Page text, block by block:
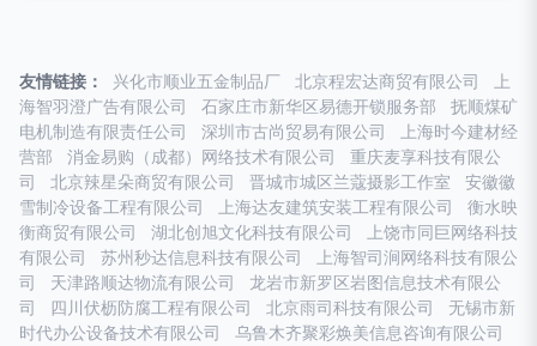
友情链接： 兴化市顺业五金制品厂 北京程宏达商贸有限公司
上
海智羽澄广告有限公司
石家庄市新华区易德开锁服务部
抚顺煤矿
电机制造有限责任公司
深圳市古尚贸易有限公司
上海时今建材经
营部
消金易购（成都）网络技术有限公司
重庆麦享科技有限公
司
北京辣星朵商贸有限公司 晋城市城区兰蔻摄影工作室
安徽徽
雪制冷设备工程有限公司
上海达友建筑安装工程有限公司
衡水映
衡商贸有限公司
湖北创旭文化科技有限公司
上饶市同巨网络科技
有限公司
苏州秒达信息科技有限公司
上海智司涧网络科技有限公
司
天津路顺达物流有限公司
龙岩市新罗区岩图信息技术有限公
司
四川伏枥防腐工程有限公司 北京雨司科技有限公司
无锡市新
时代办公设备技术有限公司
乌鲁木齐聚彩焕美信息咨询有限公司